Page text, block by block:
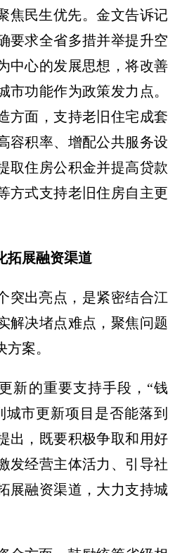
焦民生优先。金文告诉记
要求全省多措并举提升空
中心的发展思想，将改善
市功能作为政策发力点。
方面，支持老旧住宅成套
容积率、增配公共服务设
取住房公积金并提高贷款
方式支持老旧住房自主更
拓展融资渠道
突出亮点，是紧密结合江
解决堵点难点，聚焦问题
案。
新的重要支持手段，“钱
城市更新项目是否能落到
出，既要积极争取和用好
发经营主体活力、引导社
展融资渠道，大力支持城